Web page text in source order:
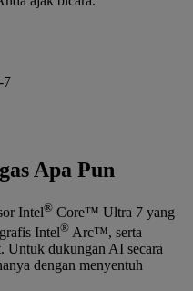
Apa Pun
Intel® Core™ Ultra 7 yang
Intel® Arc™, serta
Untuk dukungan AI secara
dengan menyentuh